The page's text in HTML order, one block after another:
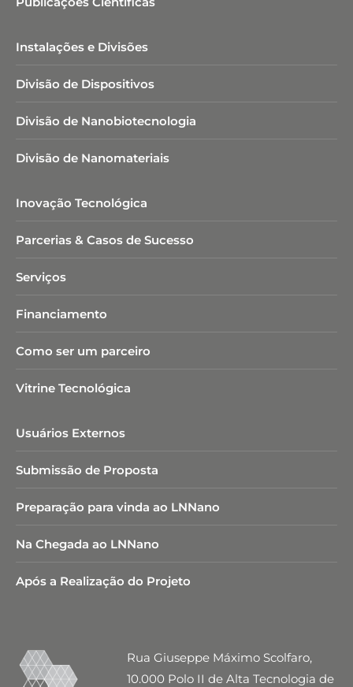
Instalações e Divisões
Divisão de Dispositivos
Divisão de Nanobiotecnologia​
Divisão de Nanomateriais
Inovação Tecnológica
Parcerias & Casos de Sucesso
Serviços
Financiamento
Como ser um parceiro
Vitrine Tecnológica
Usuários Externos
Submissão de Proposta
Preparação para vinda ao LNNano
Na Chegada ao LNNano
Após a Realização do Projeto
Rua Giuseppe Máximo Scolfaro,
10.000 Polo II de Alta Tecnologia de